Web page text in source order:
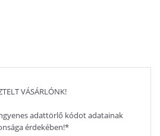
VÁSÁRLÓNK!
adattörlő kódot adatainak
érdekében!*